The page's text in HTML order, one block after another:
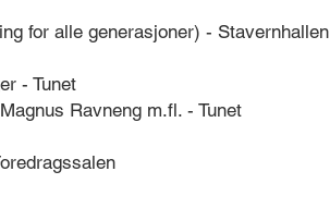
for alle generasjoner) - Stavernhallen
- Tunet
Ravneng m.fl. - Tunet